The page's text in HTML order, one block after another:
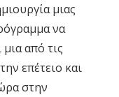
μιας
να
από τις
επέτειο και
στην